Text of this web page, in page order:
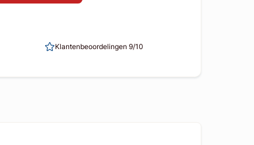
Klantenbeoordelingen 9/10